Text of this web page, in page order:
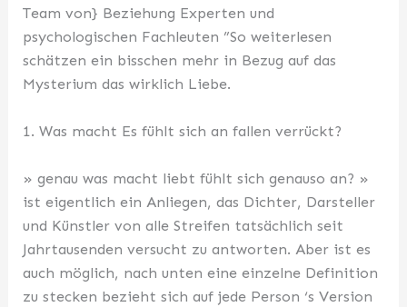
Team von} Beziehung Experten und
psychologischen Fachleuten ”So weiterlesen
schätzen ein bisschen mehr in Bezug auf das
Mysterium das wirklich Liebe.
1. Was macht Es fühlt sich an fallen verrückt?
» genau was macht liebt fühlt sich genauso an? »
ist eigentlich ein Anliegen, das Dichter, Darsteller
und Künstler von alle Streifen tatsächlich seit
Jahrtausenden versucht zu antworten. Aber ist es
auch möglich, nach unten eine einzelne Definition
zu stecken bezieht sich auf jede Person ‘s Version